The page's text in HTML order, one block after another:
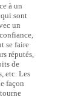
à un
sont
un
se faire
réputés,
de
etc. Les
façon